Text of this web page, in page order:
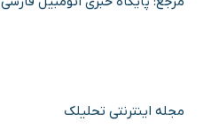
مجله اینترنتی تحلیلک